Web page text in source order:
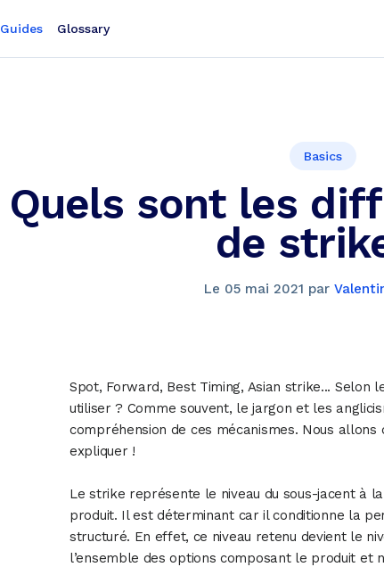
Guides Glossary
Basics
Quels sont les
de
Le 05 mai 2021 par
Spot, Forward, Best Timing, Asian strike... Selon
utiliser ? Comme souvent, le jargon et les
compréhension de ces mécanismes. Nous
expliquer !
Le strike représente le niveau du sous-jacent à
produit. Il est déterminant car il conditionne la
structuré. En effet, ce niveau retenu devient le
l’ensemble des options composant le produit et